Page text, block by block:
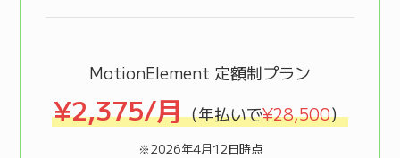
MotionElement 定額制プラン
¥2,375/月（年払いで¥28,500）
※2026年4月12日時点